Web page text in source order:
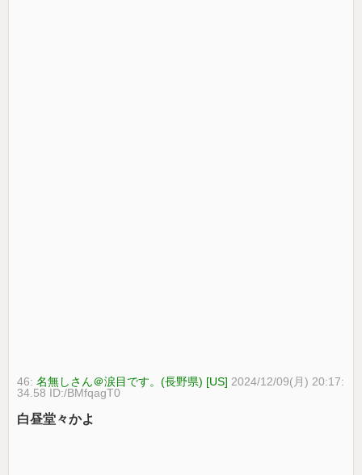
46:名無しさん＠涙目です。(長野県) [US] 2024/12/09(月) 20:17:
34.58 ID:/BMfqagT0
白昼堂々かよ